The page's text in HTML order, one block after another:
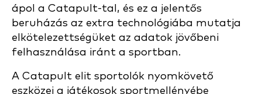
ápol a Catapult-tal, és ez a jelentős
beruházás az extra technológiába mutatja
elkötelezettségüket az adatok jövőbeni
felhasználása iránt a sportban.
A Catapult elit sportolók nyomkövető
eszközei a játékosok sportmellényébe